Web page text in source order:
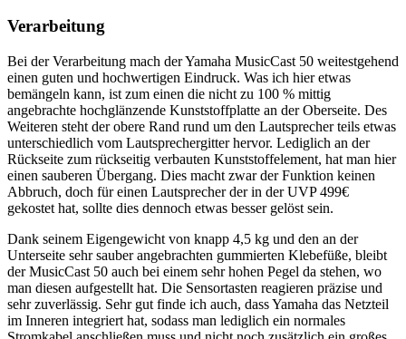
Verarbeitung
Bei der Verarbeitung mach der Yamaha MusicCast 50 weitestgehend
einen guten und hochwertigen Eindruck. Was ich hier etwas
bemängeln kann, ist zum einen die nicht zu 100 % mittig
angebrachte hochglänzende Kunststoffplatte an der Oberseite. Des
Weiteren steht der obere Rand rund um den Lautsprecher teils etwas
unterschiedlich vom Lautsprechergitter hervor. Lediglich an der
Rückseite zum rückseitig verbauten Kunststoffelement, hat man hier
einen sauberen Übergang. Dies macht zwar der Funktion keinen
Abbruch, doch für einen Lautsprecher der in der UVP 499€
gekostet hat, sollte dies dennoch etwas besser gelöst sein.
Dank seinem Eigengewicht von knapp 4,5 kg und den an der
Unterseite sehr sauber angebrachten gummierten Klebefüße, bleibt
der MusicCast 50 auch bei einem sehr hohen Pegel da stehen, wo
man diesen aufgestellt hat. Die Sensortasten reagieren präzise und
sehr zuverlässig. Sehr gut finde ich auch, dass Yamaha das Netzteil
im Inneren integriert hat, sodass man lediglich ein normales